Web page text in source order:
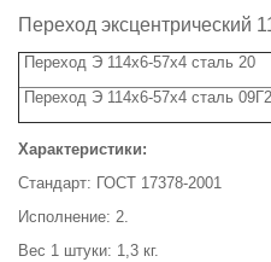
Переход эксцентрический
Переход Э 114х6-57х4 сталь 20
Переход Э 114х6-57х4 сталь
Характеристики:
Стандарт: ГОСТ 17378-2001
Исполнение: 2.
Вес 1 штуки: 1,3 кг.